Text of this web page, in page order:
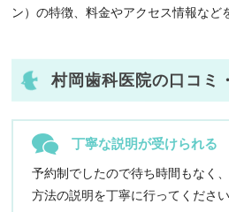
ン）の特徴、料金やアクセス情報など
村岡歯科医院の口コミ
丁寧な説明が受けられる
予約制でしたので待ち時間もなく
方法の説明を丁寧に行ってください